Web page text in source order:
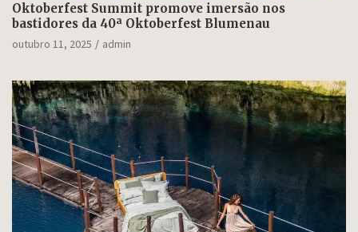
Oktoberfest Summit promove imersão nos
bastidores da 40ª Oktoberfest Blumenau
outubro 11, 2025 admin